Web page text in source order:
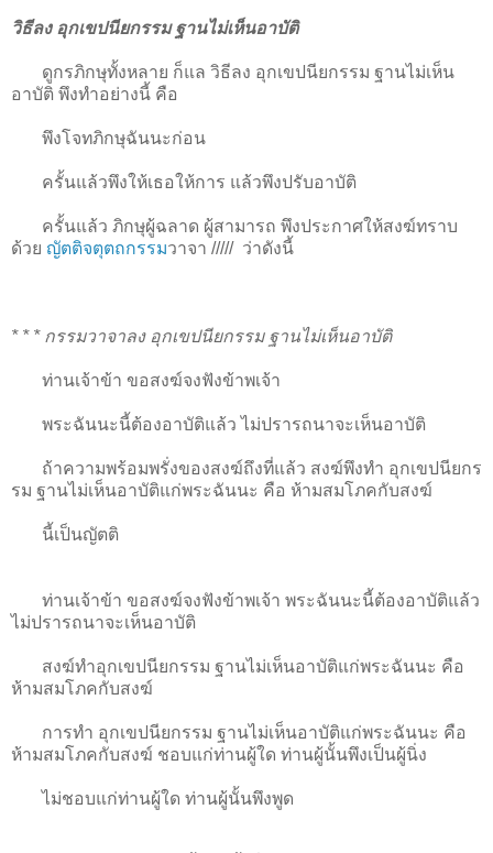
วิธีลง อุกเขปนียกรรม ฐานไม่เห็นอาบัติ
ดูกรภิกษุทั้งหลาย ก็แล วิธีลง อุกเขปนียกรรม ฐานไม่เห็น
อาบัติ พึงทำอย่างนี้ คือ
พึงโจทภิกษุฉันนะก่อน
ครั้นแล้วพึงให้เธอให้การ แล้วพึงปรับอาบัติ
ครั้นแล้ว ภิกษุผู้ฉลาด ผู้สามารถ พึงประกาศให้สงฆ์ทราบ
ด้วย ญัตติจตุตถกรรมวาจา ///// ว่าดังนี้
* * * กรรมวาจาลง อุกเขปนียกรรม ฐานไม่เห็นอาบัติ
ท่านเจ้าข้า ขอสงฆ์จงฟังข้าพเจ้า
พระฉันนะนี้ต้องอาบัติแล้ว ไม่ปรารถนาจะเห็นอาบัติ
ถ้าความพร้อมพรั่งของสงฆ์ถึงที่แล้ว สงฆ์พึงทำ อุกเขปนียกร
รม ฐานไม่เห็นอาบัติแก่พระฉันนะ คือ ห้ามสมโภคกับสงฆ์
นี้เป็นญัตติ
ท่านเจ้าข้า ขอสงฆ์จงฟังข้าพเจ้า พระฉันนะนี้ต้องอาบัติแล้ว
ไม่ปรารถนาจะเห็นอาบัติ
สงฆ์ทำอุกเขปนียกรรม ฐานไม่เห็นอาบัติแก่พระฉันนะ คือ
ห้ามสมโภคกับสงฆ์
การทำ อุกเขปนียกรรม ฐานไม่เห็นอาบัติแก่พระฉันนะ คือ
ห้ามสมโภคกับสงฆ์ ชอบแก่ท่านผู้ใด ท่านผู้นั้นพึงเป็นผู้นิ่ง
ไม่ชอบแก่ท่านผู้ใด ท่านผู้นั้นพึงพูด